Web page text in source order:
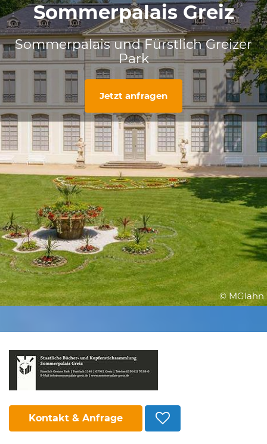
Sommerpalais Greiz
Sommerpalais und Fürstlich Greizer
Park
Jetzt anfragen
© MGlahn
Kontakt & Anfrage